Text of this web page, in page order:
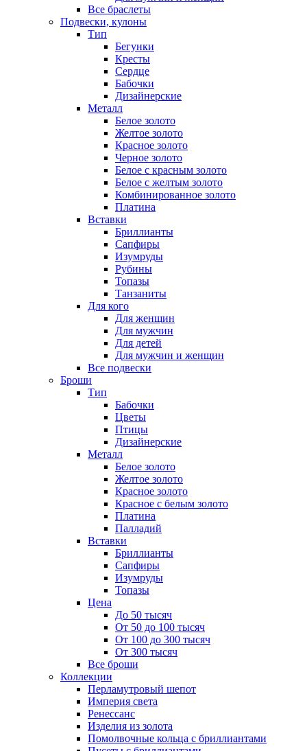
Все браслеты
Подвески, кулоны
Тип
Бегунки
Кресты
Сердце
Бабочки
Дизайнерские
Металл
Белое золото
Желтое золото
Красное золото
Черное золото
Белое с красным золото
Белое с желтым золото
Комбинированное золото
Платина
Вставки
Бриллианты
Сапфиры
Изумруды
Рубины
Топазы
Танзаниты
Для кого
Для женщин
Для мужчин
Для детей
Для мужчин и женщин
Все подвески
Броши
Тип
Бабочки
Цветы
Птицы
Дизайнерские
Металл
Белое золото
Желтое золото
Красное золото
Красное с белым золото
Платина
Палладий
Вставки
Бриллианты
Сапфиры
Изумруды
Топазы
Цена
До 50 тысяч
От 50 до 100 тысяч
От 100 до 300 тысяч
От 300 тысяч
Все броши
Коллекции
Перламутровый шепот
Империя света
Ренессанс
Изделия из золота
Помолвочные кольца с бриллиантами